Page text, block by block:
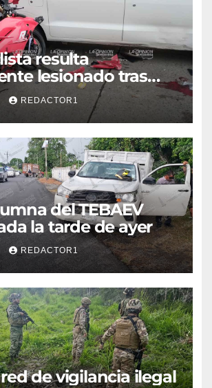
resulta
lesionado tras
la colonia Ricardo
REDACTOR1
del TEBAEV
la tarde de ayer
REDACTOR1
de vigilancia ilegal